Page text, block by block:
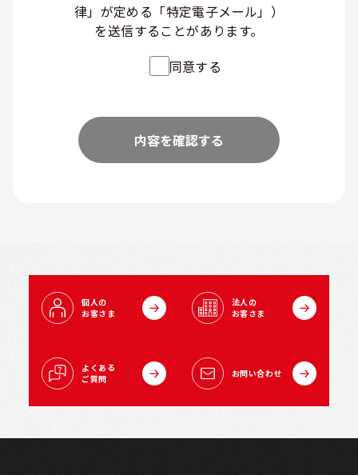
律」が定める「特定電子メール」）
を送信することがあります。
同意する
内容を確認する
個人の
お客さま
法人の
お客さま
よくある
ご質問
お問い合わせ